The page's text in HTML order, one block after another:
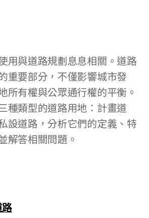
用與道路規劃息息相關。道路
重要部分，不僅影響城市發
所有權與公眾通行權的平衡。
種類型的道路用地：計畫道
設道路，分析它們的定義、特
解答相關問題。
路